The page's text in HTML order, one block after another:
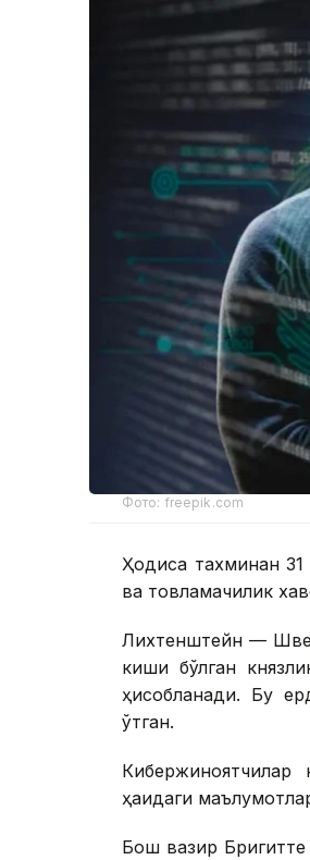
Фото: freepik.com
Ҳодиса тахминан
ва товламачилик
Лихтенштейн —
киши бўлган
ҳисобланади. Бу
ўтган.
Кибержиноятчилар
ҳақидаги
Бош вазир